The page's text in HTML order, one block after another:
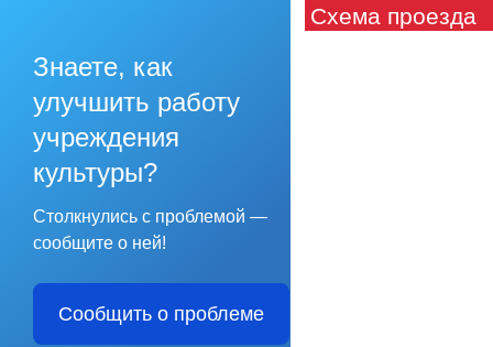
Знаете, как
улучшить работу
учреждения
культуры?
Столкнулись с проблемой —
сообщите о ней!
Сообщить о проблеме
Схема проезда